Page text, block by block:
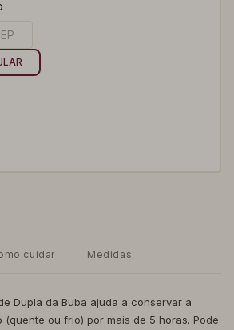
cuidar Medidas
Dupla da Buba ajuda a conservar a
(quente ou frio) por mais de 5 horas. Pode